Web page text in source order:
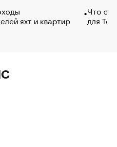
яхт и квартир
Что
для